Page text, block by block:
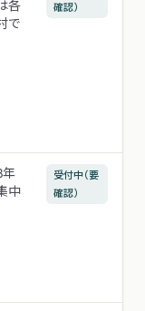
各
で
確認）
中
受付中（要
確認）